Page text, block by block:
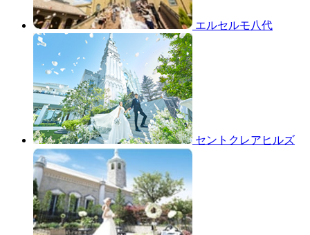
エルセルモ八代
セントクレアヒルズ